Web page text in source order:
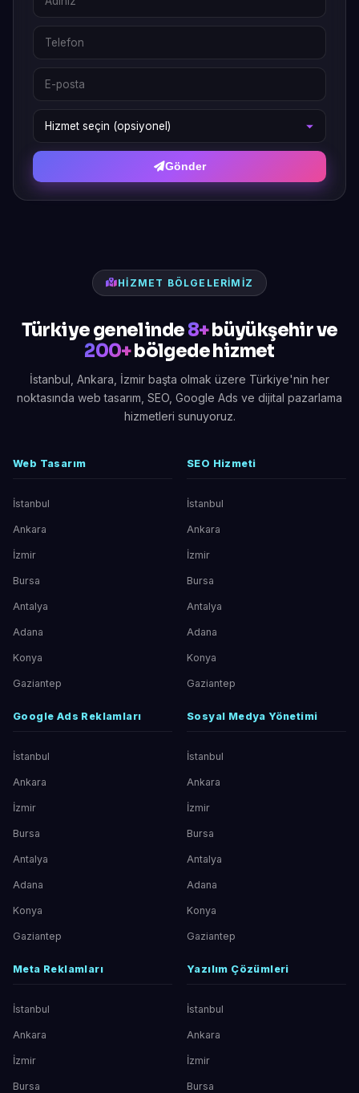
Gönder
HIZMET BÖLGELERIMIZ
Türkiye genelinde8+büyükşehir ve
200+bölgede hizmet
İstanbul, Ankara, İzmir başta olmak üzere Türkiye'nin her
noktasında web tasarım, SEO, Google Ads ve dijital pazarlama
hizmetleri sunuyoruz.
Web Tasarım
İstanbul
Ankara
İzmir
Bursa
Antalya
Adana
Konya
Gaziantep
SEO Hizmeti
İstanbul
Ankara
İzmir
Bursa
Antalya
Adana
Konya
Gaziantep
Google Ads Reklamları
İstanbul
Ankara
İzmir
Bursa
Antalya
Adana
Konya
Gaziantep
Sosyal Medya Yönetimi
İstanbul
Ankara
İzmir
Bursa
Antalya
Adana
Konya
Gaziantep
Meta Reklamları
İstanbul
Ankara
İzmir
Bursa
Yazılım Çözümleri
İstanbul
Ankara
İzmir
Bursa